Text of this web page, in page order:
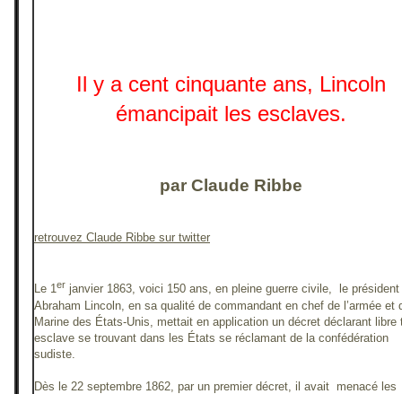
Il y a cent cinquante ans, Lincoln
émancipait les esclaves.
par Claude Ribbe
retrouvez Claude Ribbe sur twitter
Le 1er janvier 1863, voici 150 ans, en pleine guerre civile, le président
Abraham Lincoln, en sa qualité de commandant en chef de l’armée et
Marine des États-Unis, mettait en application un décret déclarant libre
esclave se trouvant dans les États se réclamant de la confédération
sudiste.
Dès le 22 septembre 1862, par un premier décret, il avait menacé les